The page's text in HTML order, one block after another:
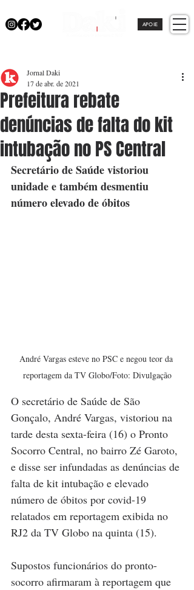
APOIE
Prefeitura rebate
denúncias de falta do kit
intubação no PS Central
Jornal Daki
17 de abr. de 2021
Secretário de Saúde vistoriou
unidade e também desmentiu
número elevado de óbitos
André Vargas esteve no PSC e negou teor da
reportagem da TV Globo/Foto: Divulgação
O secretário de Saúde de São
Gonçalo, André Vargas, vistoriou na
tarde desta sexta-feira (16) o Pronto
Socorro Central, no bairro Zé Garoto,
e disse ser infundadas as denúncias de
falta de kit intubação e elevado
número de óbitos por covid-19
relatados em reportagem exibida no
RJ2 da TV Globo na quinta (15).
Supostos funcionários do pronto-
socorro afirmaram à reportagem que